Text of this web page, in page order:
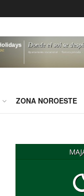
ZONA NOROESTE